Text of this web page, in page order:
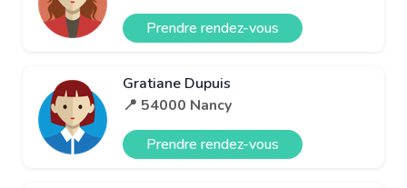
Prendre rendez-vous
Gratiane Dupuis
📍 54000 Nancy
Prendre rendez-vous